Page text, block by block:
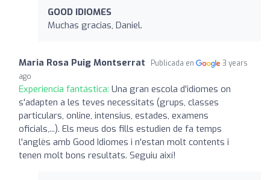
GOOD IDIOMES
Muchas gracias, Daniel.
Maria Rosa Puig Montserrat Publicada en
3 years
ago
Experiencia fantástica: Una gran escola d'idiomes on
s'adapten a les teves necessitats (grups, classes
particulars, online, intensius, estades, examens
oficials,...). Els meus dos fills estudien de fa temps
l'anglès amb Good Idiomes i n'estan molt contents i
tenen molt bons resultats. Seguiu així!